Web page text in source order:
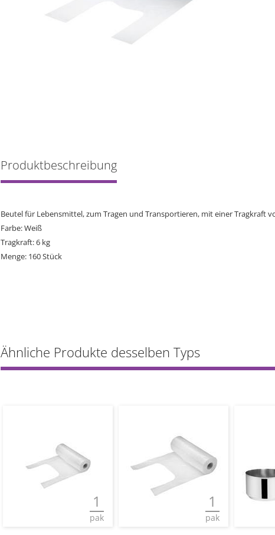
Produktbeschreibung
Beutel für Lebensmittel, zum Tragen und Transportieren, mit einer Tragkraft
Farbe: Weiß
Tragkraft: 6 kg
Menge: 160 Stück
Ähnliche Produkte desselben Typs
1
pak
1
pak